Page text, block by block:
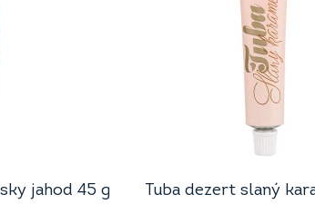
jahod 45 g Tuba dezert slaný